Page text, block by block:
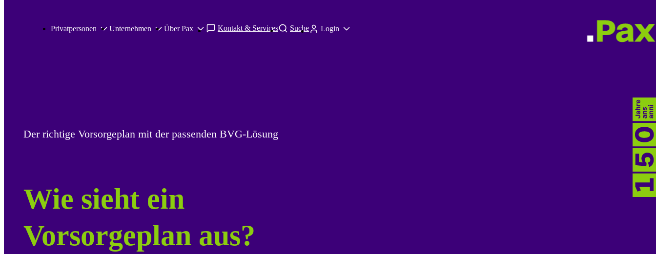
Privatpersonen Unternehmen Über Pax Kontakt & Services Suche Login
Der richtige Vorsorgeplan mit der passenden BVG-Lösung
Wie sieht ein
Vorsorgeplan aus?